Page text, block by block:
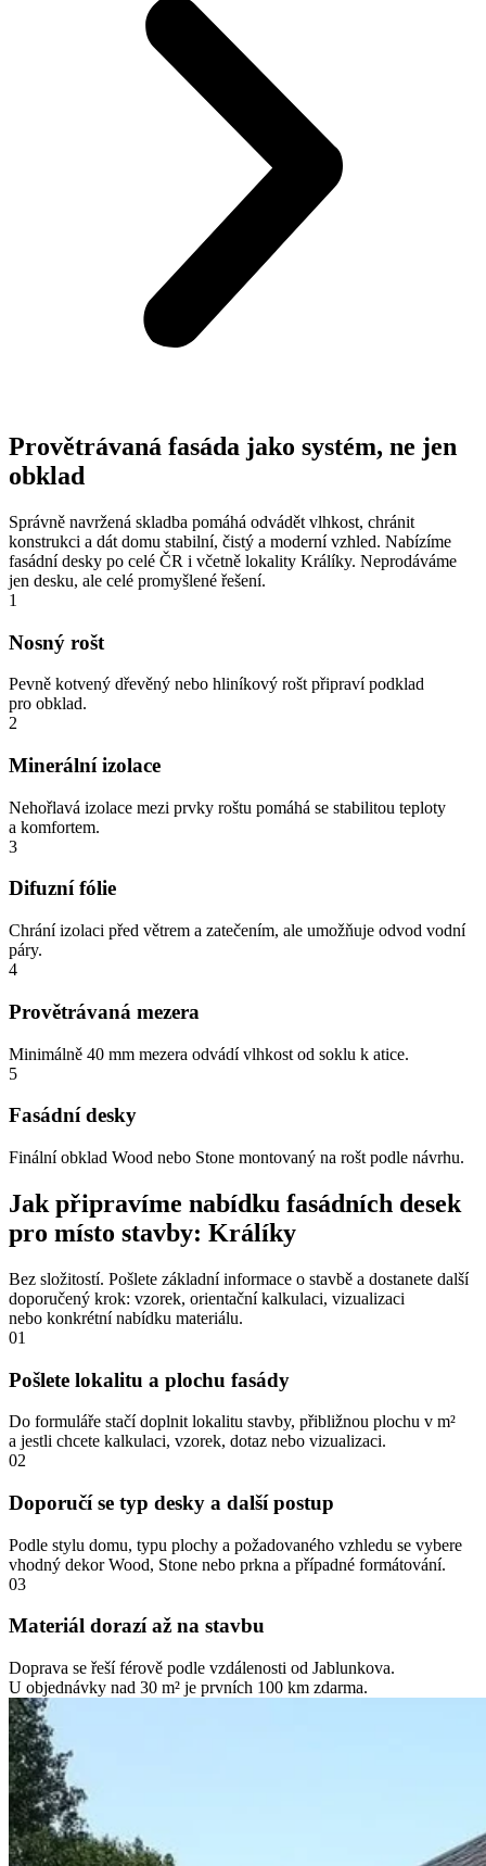
Provětrávaná fasáda jako systém, ne jen
obklad
Správně navržená skladba pomáhá odvádět vlhkost, chránit
konstrukci a dát domu stabilní, čistý a moderní vzhled. Nabízíme
fasádní desky po celé ČR i včetně lokality Králíky. Neprodáváme
jen desku, ale celé promyšlené řešení.
1
Nosný rošt
Pevně kotvený dřevěný nebo hliníkový rošt připraví podklad
pro obklad.
2
Minerální izolace
Nehořlavá izolace mezi prvky roštu pomáhá se stabilitou teploty
a komfortem.
3
Difuzní fólie
Chrání izolaci před větrem a zatečením, ale umožňuje odvod vodní
páry.
4
Provětrávaná mezera
Minimálně 40 mm mezera odvádí vlhkost od soklu k atice.
5
Fasádní desky
Finální obklad Wood nebo Stone montovaný na rošt podle návrhu.
Jak připravíme nabídku fasádních desek
pro místo stavby: Králíky
Bez složitostí. Pošlete základní informace o stavbě a dostanete další
doporučený krok: vzorek, orientační kalkulaci, vizualizaci
nebo konkrétní nabídku materiálu.
01
Pošlete lokalitu a plochu fasády
Do formuláře stačí doplnit lokalitu stavby, přibližnou plochu v m²
a jestli chcete kalkulaci, vzorek, dotaz nebo vizualizaci.
02
Doporučí se typ desky a další postup
Podle stylu domu, typu plochy a požadovaného vzhledu se vybere
vhodný dekor Wood, Stone nebo prkna a případné formátování.
03
Materiál dorazí až na stavbu
Doprava se řeší férově podle vzdálenosti od Jablunkova.
U objednávky nad 30 m² je prvních 100 km zdarma.